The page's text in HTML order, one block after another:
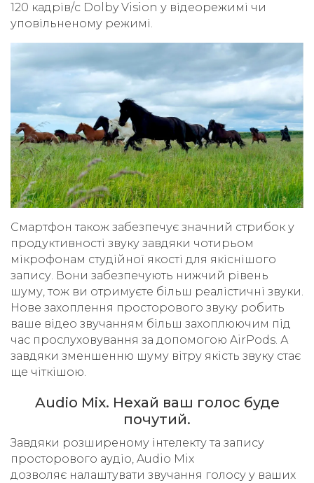
120 кадрів/с Dolby Vision у відеорежимі чи
уповільненому режимі.
Смартфон також забезпечує значний стрибок у
продуктивності звуку завдяки чотирьом
мікрофонам студійної якості для якіснішого
запису. Вони забезпечують нижчий рівень
шуму, тож ви отримуєте більш реалістичні звуки.
Нове захоплення просторового звуку робить
ваше відео звучанням більш захоплюючим під
час прослуховування за допомогою AirPods. А
завдяки зменшенню шуму вітру якість звуку стає
ще чіткішою.
Audio Mix. Нехай ваш голос буде
почутий.
Завдяки розширеному інтелекту та запису
просторового аудіо, Audio Mix
дозволяє налаштувати звучання голосу у ваших